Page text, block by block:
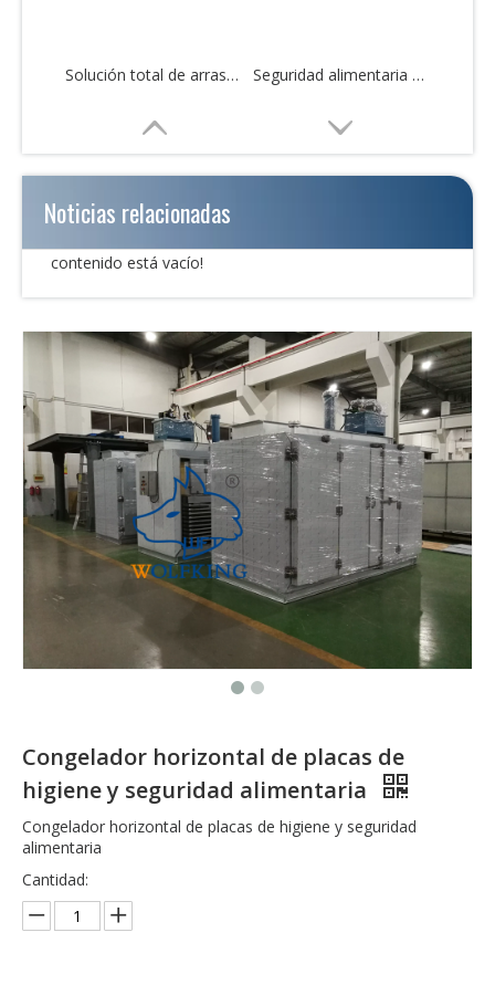
Solución total de arrastre de pesca industrial de grado alimenticio Solución total de arrastre de pesca automática de fácil operación
Noticias relacionadas
contenido está vacío!
Congelador horizontal de placas de
higiene y seguridad alimentaria
Congelador horizontal de placas de higiene y seguridad
alimentaria
Cantidad: